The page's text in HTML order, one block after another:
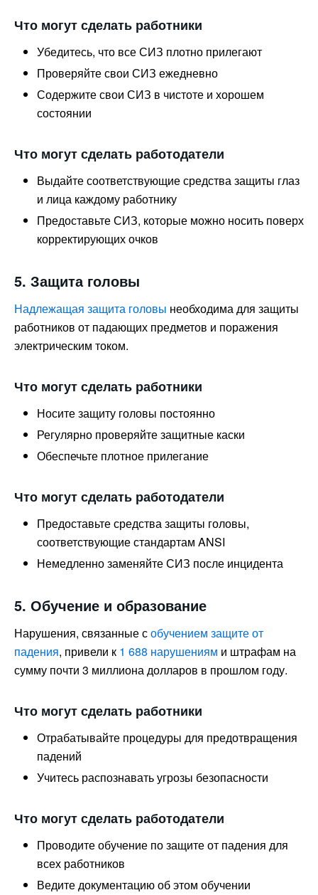
Что могут сделать работники
Убедитесь, что все СИЗ плотно прилегают
Проверяйте свои СИЗ ежедневно
Содержите свои СИЗ в чистоте и хорошем
состоянии
Что могут сделать работодатели
Выдайте соответствующие средства защиты глаз
и лица каждому работнику
Предоставьте СИЗ, которые можно носить поверх
корректирующих очков
5. Защита головы
Надлежащая защита головы необходима для защиты
работников от падающих предметов и поражения
электрическим током.
Что могут сделать работники
Носите защиту головы постоянно
Регулярно проверяйте защитные каски
Обеспечьте плотное прилегание
Что могут сделать работодатели
Предоставьте средства защиты головы,
соответствующие стандартам ANSI
Немедленно заменяйте СИЗ после инцидента
5. Обучение и образование
Нарушения, связанные собучением защите от
падения, привели к 1 688 нарушениям и штрафам на
сумму почти 3 миллиона долларов в прошлом году.
Что могут сделать работники
Отрабатывайте процедуры для предотвращения
падений
Учитесь распознавать угрозы безопасности
Что могут сделать работодатели
Проводите обучение по защите от падения для
всех работников
Ведите документацию об этом обучении